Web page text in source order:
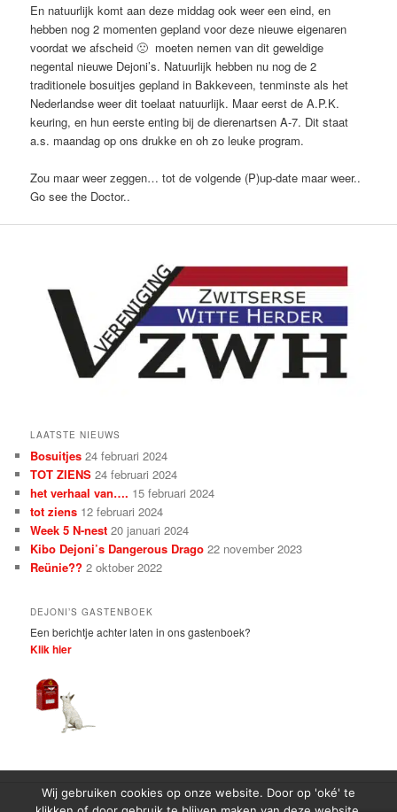
En natuurlijk komt aan deze middag ook weer een eind, en
hebben nog 2 momenten gepland voor deze nieuwe eigenaren
voordat we afscheid 🙁 moeten nemen van dit geweldige
negental nieuwe Dejoni’s. Natuurlijk hebben nu nog de 2
traditionele bosuitjes gepland in Bakkeveen, tenminste als het
Nederlandse weer dit toelaat natuurlijk. Maar eerst de A.P.K.
keuring, en hun eerste enting bij de dierenartsen A-7. Dit staat
a.s. maandag op ons drukke en oh zo leuke program.
Zou maar weer zeggen… tot de volgende (P)up-date maar weer..
Go see the Doctor..
LAATSTE NIEUWS
Bosuitjes 24 februari 2024
TOT ZIENS 24 februari 2024
het verhaal van…. 15 februari 2024
tot ziens 12 februari 2024
Week 5 N-nest 20 januari 2024
Kibo Dejoni’s Dangerous Drago 22 november 2023
Reünie?? 2 oktober 2022
DEJONI’S GASTENBOEK
Een berichtje achter laten in ons gastenboek?
Klik hier
Wij gebruiken cookies op onze website. Door op 'oké' te